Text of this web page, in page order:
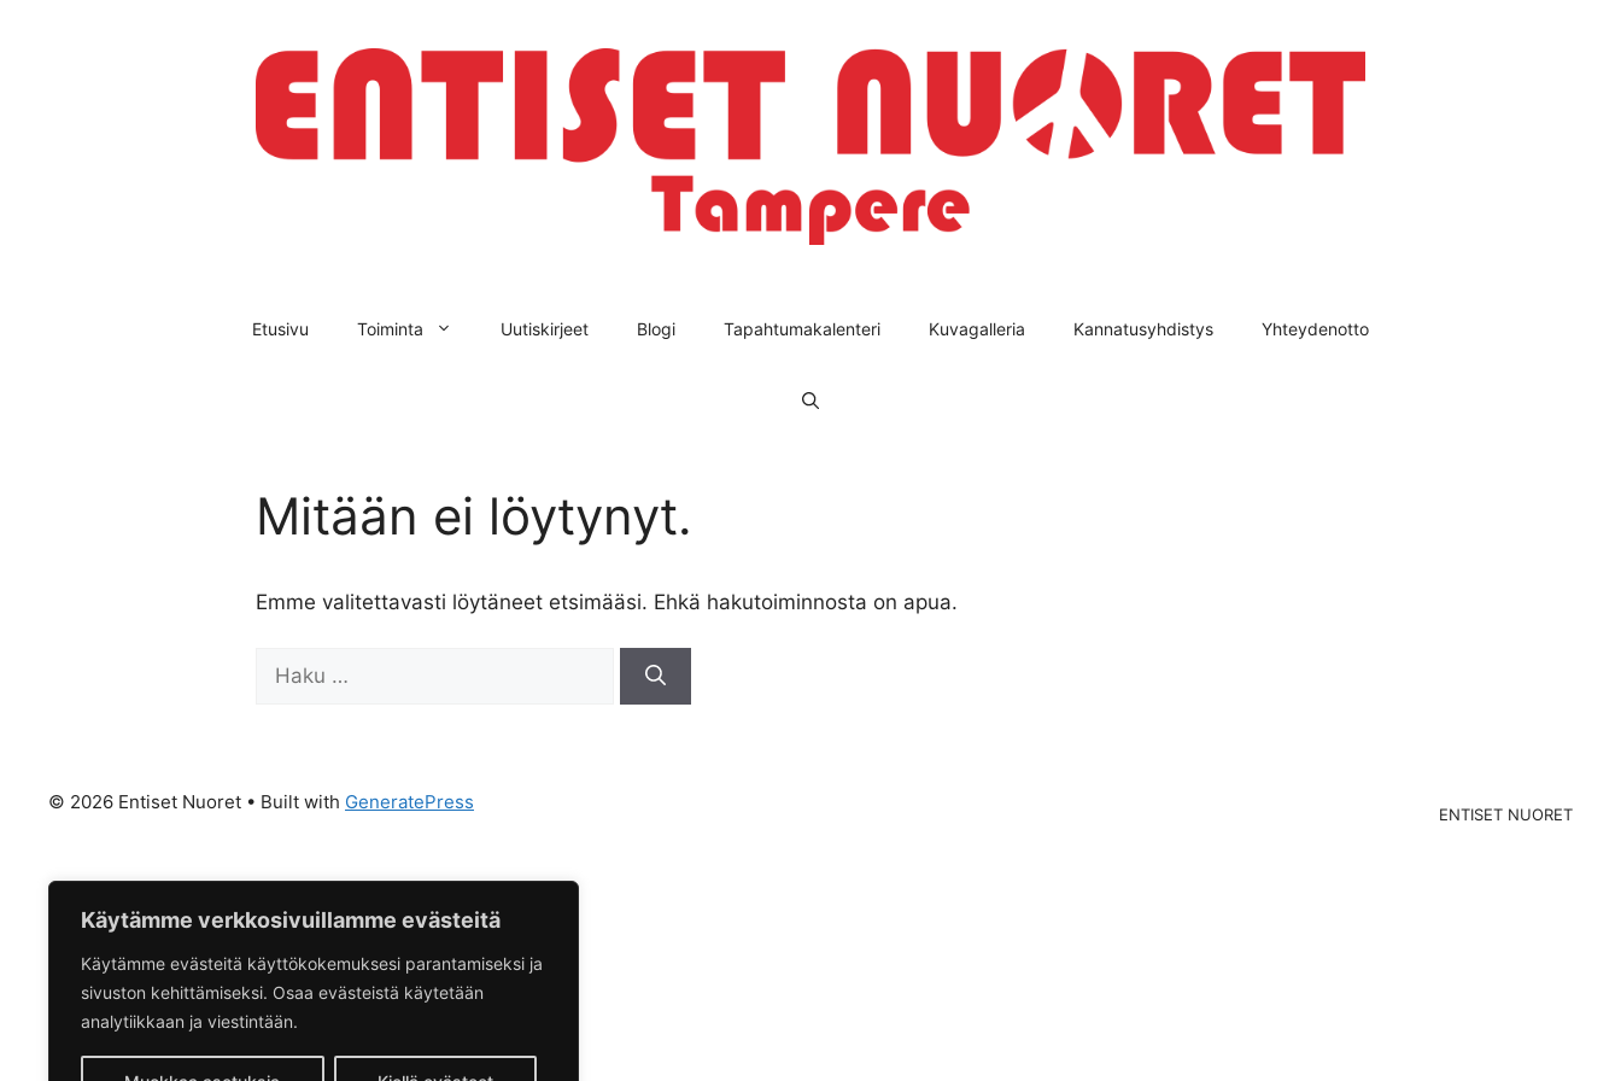
Käytämme verkkosivuillamme evästeitä
Käytämme evästeitä käyttökokemuksesi parantamiseksi ja
sivuston kehittämiseksi. Osaa evästeistä käytetään
analytiikkaan ja viestintään.
Etusivu Toiminta Uutiskirjeet Blogi Tapahtumakalenteri Kuvagalleria Kannatusyhdistys Yhteydenotto
Mitään ei löytynyt.
Emme valitettavasti löytäneet etsimääsi. Ehkä hakutoiminnosta on apua.
Haku:
ENTISET NUORET
© 2026 Entiset Nuoret • Built with GeneratePress